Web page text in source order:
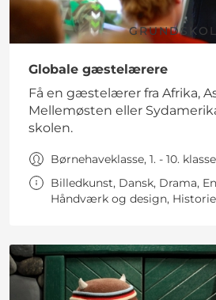
Globale gæstelærere
Få en gæstelærer fra Afrika,
Mellemøsten eller
skolen.
Børnehaveklasse, 1. - 10. klasse
Billedkunst, Dansk, Drama,
Håndværk og design,